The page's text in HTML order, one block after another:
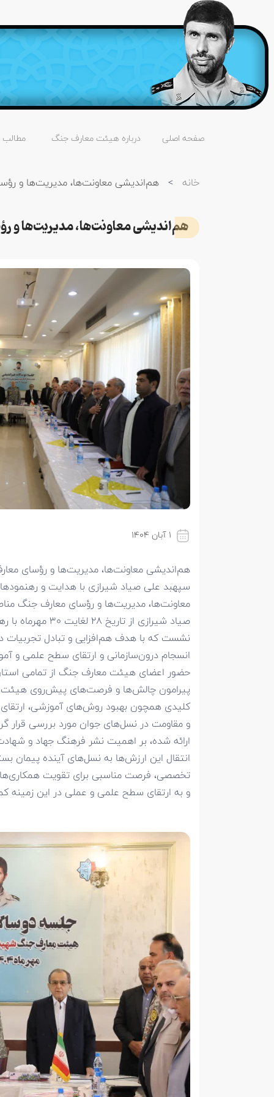
صفحه اصلی درباره هیئت معارف جنگ مطالب
خانه > هم‌اندیشی معاونت‌ها، مدیریت‌ها و
هم‌اندیشی معاونت‌ها، مدیریت‌ها و
۱ آبان ۱۴۰۴
هم‌اندیشی معاونت‌ها، مدیریت‌ها و رؤسای
سپهبد علی صیاد شیرازی با هدایت و
معاونت‌ها، مدیریت‌ها و رؤسای معارف جنگ
صیاد شیرازی
نشست که با هدف هم‌افزایی و تبادل تجربیات
انسجام درون‌سازمانی و ارتقای سطح علمی و
حضور اعضای هیئت معارف جنگ از تمامی
پیرامون چالش‌ها و فرصت‌های پیش‌روی هیئت
کلیدی همچون بهبود روش‌های آموزشی،
و مقاومت در نسل‌های جوان مورد بررسی قرار
ارائه شده، بر اهمیت نشر فرهنگ جهاد و
انتقال این ارزش‌ها به نسل‌های آینده پیمان
تخصصی، فرصت مناسبی برای تقویت
و به ارتقای سطح علمی و عملی در این زمینه